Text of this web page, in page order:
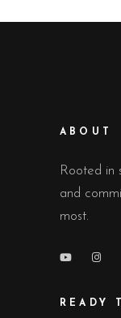
ABOUT
Rooted in
and
most.
READY